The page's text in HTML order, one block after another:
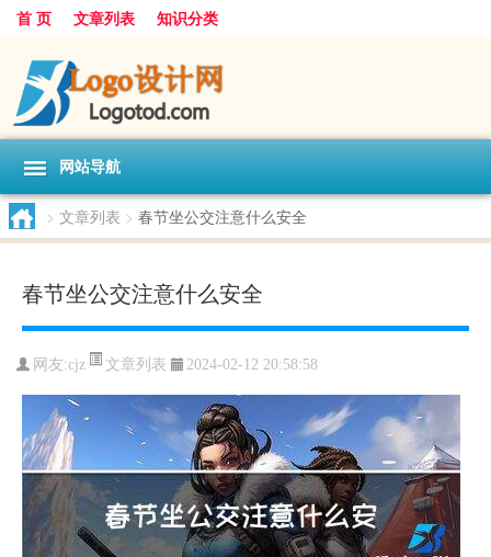
首 页 文章列表 知识分类
网站导航
> 文章列表 > 春节坐公交注意什么安全
春节坐公交注意什么安全
网友:cjz 文章列表 2024-02-12 20:58:58